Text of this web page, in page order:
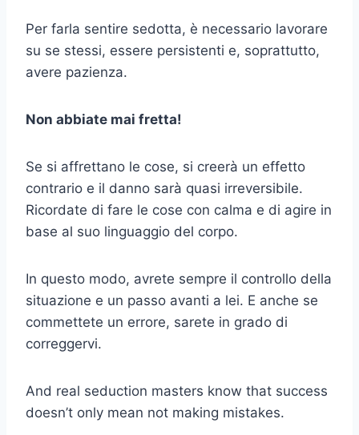
Per farla sentire sedotta, è necessario lavorare
su se stessi, essere persistenti e, soprattutto,
avere pazienza.
Non abbiate mai fretta!
Se si affrettano le cose, si creerà un effetto
contrario e il danno sarà quasi irreversibile.
Ricordate di fare le cose con calma e di agire in
base al suo linguaggio del corpo.
In questo modo, avrete sempre il controllo della
situazione e un passo avanti a lei. E anche se
commettete un errore, sarete in grado di
correggervi.
And real seduction masters know that success
doesn’t only mean not making mistakes.